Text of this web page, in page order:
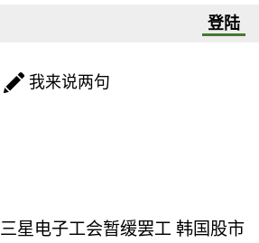
登陆
我来说两句
三星电子工会暂缓罢工 韩国股市